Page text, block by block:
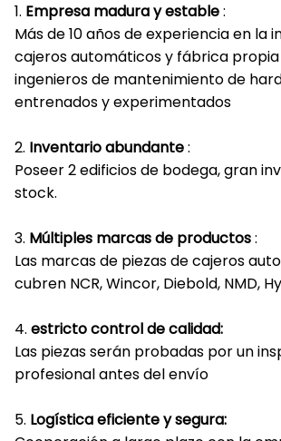
1. Empresa madura y estable:
Más de 10 años de experiencia en la
cajeros automáticos y fábrica propia
ingenieros de mantenimiento de
entrenados y experimentados
2. Inventario abundante:
Poseer 2 edificios de bodega, gran
stock.
3. Múltiples marcas de productos:
Las marcas de piezas de cajeros
cubren NCR, Wincor, Diebold, NMD,
4. estricto control de calidad:
Las piezas serán probadas por un
profesional antes del envío
5. Logística eficiente y segura: